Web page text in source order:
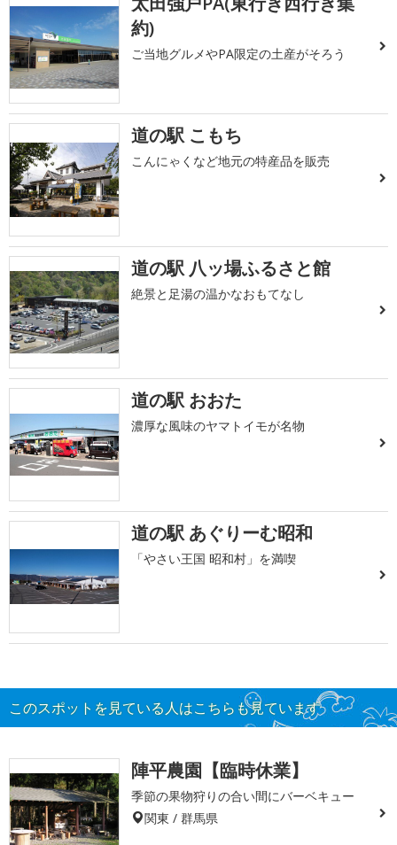
約)
ご当地グルメやPA限定の土産がそろう
道の駅 こもち
こんにゃくなど地元の特産品を販売
道の駅 八ッ場ふるさと館
絶景と足湯の温かなおもてなし
道の駅 おおた
濃厚な風味のヤマトイモが名物
道の駅 あぐりーむ昭和
「やさい王国 昭和村」を満喫
このスポットを見ている人はこちらも見ています
陣平農園【臨時休業】
季節の果物狩りの合い間にバーベキュー
関東 / 群馬県